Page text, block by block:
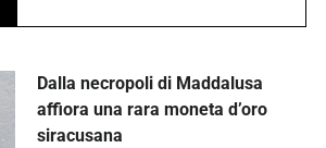
Dalla necropoli di Maddalusa
affiora una rara moneta d’oro
siracusana